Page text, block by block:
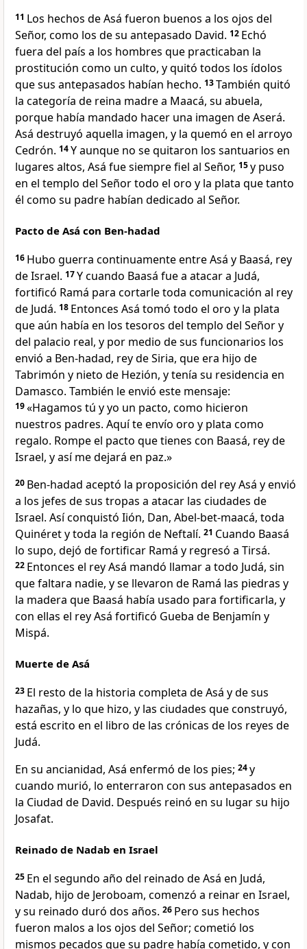
11 Los hechos de Asá fueron buenos a los ojos del
Señor, como los de su antepasado David. 12 Echó
fuera del país a los hombres que practicaban la
prostitución como un culto, y quitó todos los ídolos
que sus antepasados habían hecho. 13También quitó
la categoría de reina madre a Maacá, su abuela,
porque había mandado hacer una imagen de Aserá.
Asá destruyó aquella imagen, y la quemó en el arroyo
Cedrón. 14Y aunque no se quitaron los santuarios en
lugares altos, Asá fue siempre fiel al Señor, 15y puso
en el templo del Señor todo el oro y la plata que tanto
él como su padre habían dedicado al Señor.
Pacto de Asá con Ben-hadad
16 Hubo guerra continuamente entre Asá y Baasá, rey
de Israel. 17Y cuando Baasá fue a atacar a Judá,
fortificó Ramá para cortarle toda comunicación al rey
de Judá. 18 Entonces Asá tomó todo el oro y la plata
que aún había en los tesoros del templo del Señor y
del palacio real, y por medio de sus funcionarios los
envió a Ben-hadad, rey de Siria, que era hijo de
Tabrimón y nieto de Hezión, y tenía su residencia en
Damasco. También le envió este mensaje:
19«Hagamos tú y yo un pacto, como hicieron
nuestros padres. Aquí te envío oro y plata como
regalo. Rompe el pacto que tienes con Baasá, rey de
Israel, y así me dejará en paz.»
20 Ben-hadad aceptó la proposición del rey Asá y envió
a los jefes de sus tropas a atacar las ciudades de
Israel. Así conquistó Iión, Dan, Abel-bet-maacá, toda
Quinéret y toda la región de Neftalí. 21 Cuando Baasá
lo supo, dejó de fortificar Ramá y regresó a Tirsá.
22 Entonces el rey Asá mandó llamar a todo Judá, sin
que faltara nadie, y se llevaron de Ramá las piedras y
la madera que Baasá había usado para fortificarla, y
con ellas el rey Asá fortificó Gueba de Benjamín y
Mispá.
Muerte de Asá
23 El resto de la historia completa de Asá y de sus
hazañas, y lo que hizo, y las ciudades que construyó,
está escrito en el libro de las crónicas de los reyes de
Judá.
En su ancianidad, Asá enfermó de los pies; 24y
cuando murió, lo enterraron con sus antepasados en
la Ciudad de David. Después reinó en su lugar su hijo
Josafat.
Reinado de Nadab en Israel
25 En el segundo año del reinado de Asá en Judá,
Nadab, hijo de Jeroboam, comenzó a reinar en Israel,
y su reinado duró dos años. 26 Pero sus hechos
fueron malos a los ojos del Señor; cometió los
mismos pecados que su padre había cometido, y con